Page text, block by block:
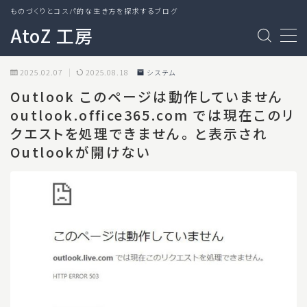
AtoZ 工房
ものづくりとコスパ的な生き方を探求するブログ
MENU
ガジェット
システム
2025.02.07 2025.08.18 システム
Outlook このページは動作していません
outlook.office365.com では現在このリ
クエストを処理できません。 と表示され
Outlookが開けない